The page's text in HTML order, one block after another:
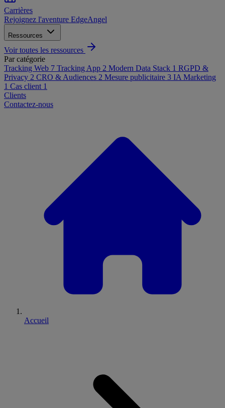
Carrières
Rejoignez l'aventure EdgeAngel
Ressources
Voir toutes les ressources
Par catégorie
Tracking Web 7 Tracking App 2 Modern Data Stack 1 RGPD &
Privacy 2 CRO & Audiences 2 Mesure publicitaire 3 IA Marketing
1 Cas client 1
Clients
Contactez-nous
Accueil